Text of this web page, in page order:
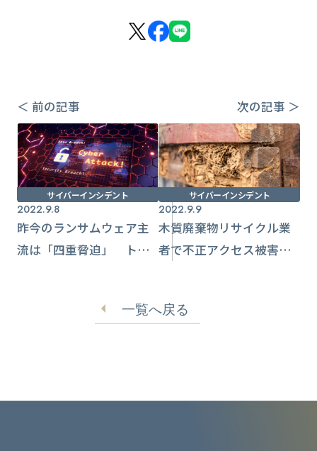
＜ 前の記事 次の記事 ＞
サイバーインシデント
2022.9.8
昨今のランサムウェア主
流は「四重脅迫」 トレ
サイバーインシデント
2022.9.9
木質廃棄物リサイクル業
者で不正アクセス被害
一覧へ戻る